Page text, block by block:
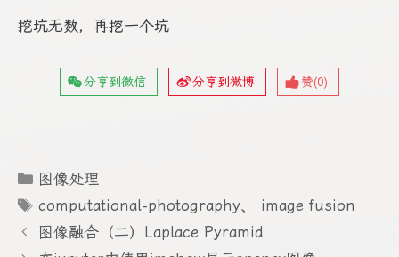
挖坑无数，再挖一个坑
分享到微信 分享到微博 赞(0)
分
图像处理
标
签
computational-photography、 image fusion
图像融合（二）Laplace Pyramid